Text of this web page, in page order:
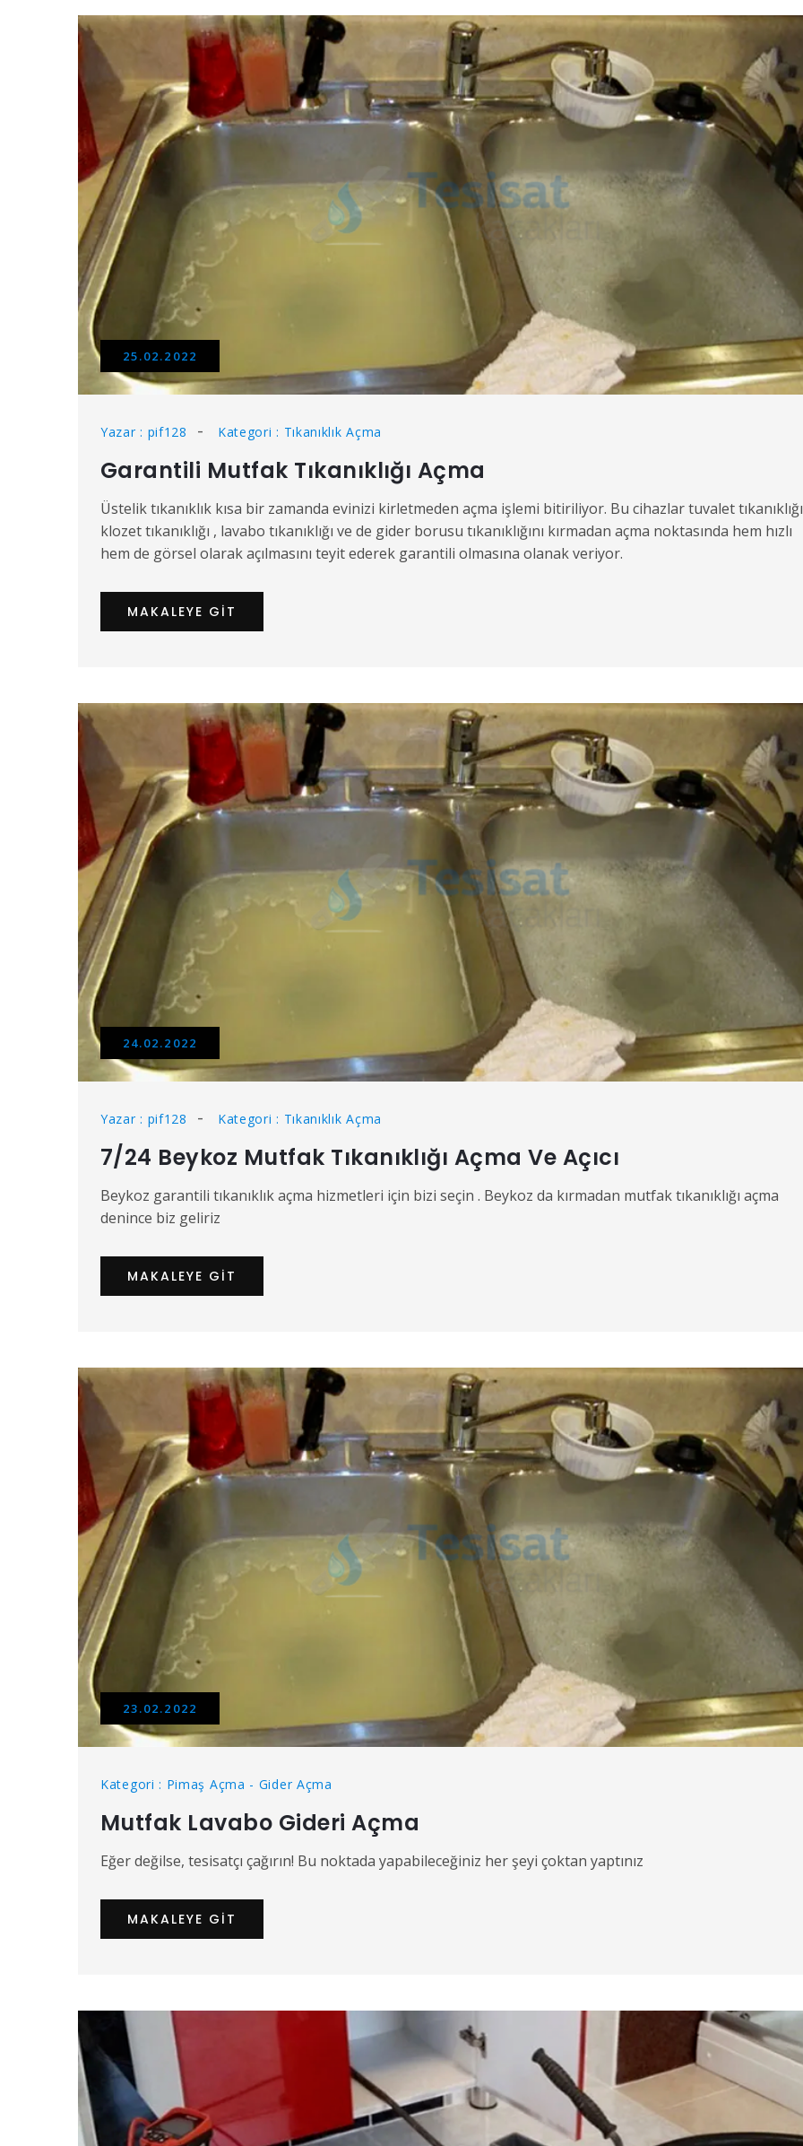
25.02.2022
Yazar : pif128 Kategori : Tıkanıklık Açma
Garantili Mutfak Tıkanıklığı Açma
Üstelik tıkanıklık kısa bir zamanda evinizi kirletmeden açma işlemi bitiriliyor. Bu cihazlar tuvalet
klozet tıkanıklığı , lavabo tıkanıklığı ve de gider borusu tıkanıklığını kırmadan açma noktasında hem hızlı
hem de görsel olarak açılmasını teyit ederek garantili olmasına olanak veriyor.
MAKALEYE GIT
24.02.2022
Yazar : pif128 Kategori : Tıkanıklık Açma
7/24 Beykoz Mutfak Tıkanıklığı Açma Ve Açıcı
Beykoz garantili tıkanıklık açma hizmetleri için bizi seçin . Beykoz da kırmadan mutfak tıkanıklığı açma
denince biz geliriz
MAKALEYE GIT
23.02.2022
Kategori : Pimaş Açma - Gider Açma
Mutfak Lavabo Gideri Açma
Eğer değilse, tesisatçı çağırın! Bu noktada yapabileceğiniz her şeyi çoktan yaptınız
MAKALEYE GIT